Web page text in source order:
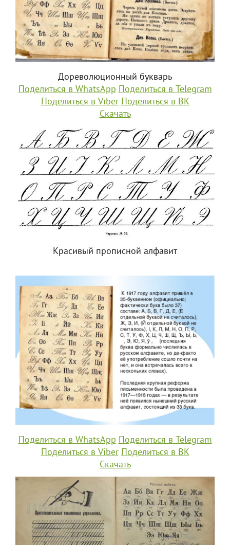
Дореволюционный букварь
Поделиться в WhatsApp Поделиться в Telegram
Поделиться в Viber Поделиться в ВК
Скачать
Красивый прописной алфавит
Поделиться в WhatsApp Поделиться в Telegram
Поделиться в Viber Поделиться в ВК
Скачать